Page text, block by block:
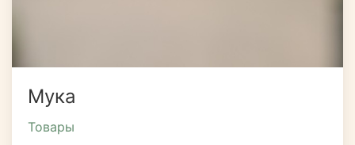
Мука
Товары